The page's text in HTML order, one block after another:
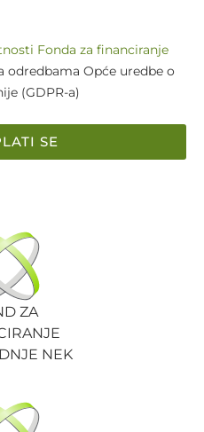
Fonda za financiranje
odredbama Opće uredbe o
(GDPR-a)
SE
ZA
NEK